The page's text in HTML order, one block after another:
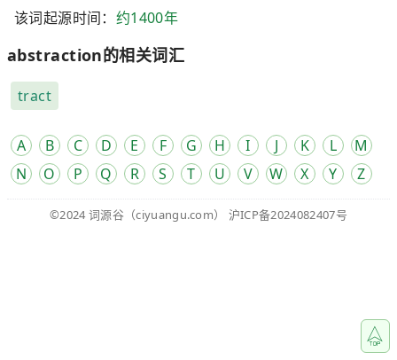
该词起源时间： 约1400年
abstraction的相关词汇
tract
A B C D E F G H I J K L
M
N
O P Q R S T U V W X Y Z
©2024 词源谷 （ciyuangu.com） 沪ICP备2024082407号